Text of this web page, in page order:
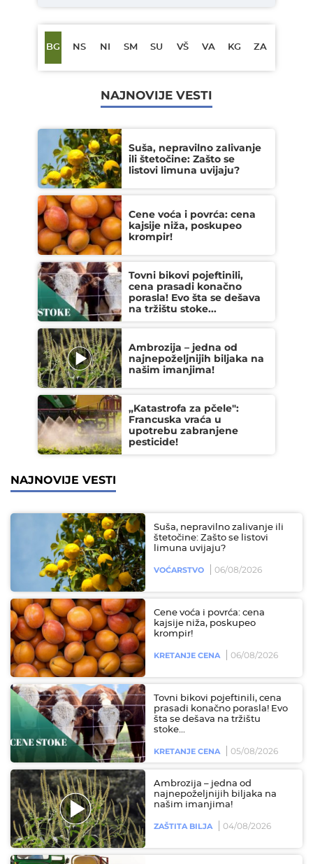
BG NS NI SM SU VŠ VA KG ZA
NAJNOVIJE VESTI
Suša, nepravilno zalivanje
ili štetočine: Zašto se
listovi limuna uvijaju?
Cene voća i povrća: cena
kajsije niža, poskupeo
krompir!
Tovni bikovi pojeftinili,
cena prasadi konačno
porasla! Evo šta se dešava
na tržištu stoke...
Ambrozija – jedna od
najnepoželjnijih biljaka na
našim imanjima!
„Katastrofa za pčele":
Francuska vraća u
upotrebu zabranjene
pesticide!
NAJNOVIJE VESTI
Suša, nepravilno zalivanje ili
štetočine: Zašto se listovi
limuna uvijaju?
VOĆARSTVO 06/08/2026
Cene voća i povrća: cena
kajsije niža, poskupeo
krompir!
KRETANJE CENA 06/08/2026
Tovni bikovi pojeftinili, cena
prasadi konačno porasla! Evo
šta se dešava na tržištu
stoke...
KRETANJE CENA 05/08/2026
Ambrozija – jedna od
najnepoželjnijih biljaka na
našim imanjima!
ZAŠTITA BILJA 04/08/2026